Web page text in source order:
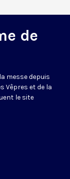
de
messe depuis
Vêpres et de la
le site